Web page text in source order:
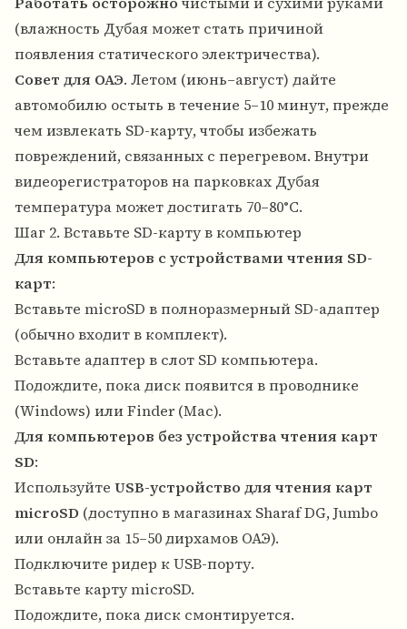
(влажность Дубая может стать причиной
появления статического электричества).
Совет для ОАЭ. Летом (июнь–август) дайте
автомобилю остыть в течение 5–10 минут, прежде
чем извлекать SD-карту, чтобы избежать
повреждений, связанных с перегревом. Внутри
видеорегистраторов на парковках Дубая
температура может достигать 70–80°C.
Шаг 2. Вставьте SD-карту в компьютер
Для компьютеров с устройствами чтения SD-
карт:
Вставьте microSD в полноразмерный SD-адаптер
(обычно входит в комплект).
Вставьте адаптер в слот SD компьютера.
Подождите, пока диск появится в проводнике
(Windows) или Finder (Mac).
Для компьютеров без устройства чтения карт
SD:
Используйте USB-устройство для чтения карт
microSD (доступно в магазинах Sharaf DG, Jumbo
или онлайн за 15–50 дирхамов ОАЭ).
Подключите ридер к USB-порту.
Вставьте карту microSD.
Подождите, пока диск смонтируется.